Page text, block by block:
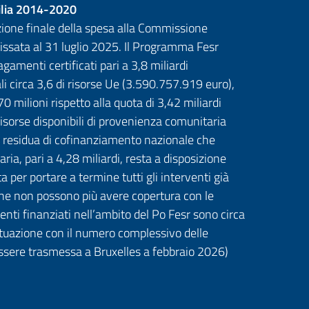
2014-2020
finale della spesa alla Commissione
al 31 luglio 2025. Il Programma Fesr
certificati pari a 3,8 miliardi
circa 3,6 di risorse Ue (3.590.757.919 euro),
milioni rispetto alla quota di 3,42 miliardi
disponibili di provenienza comunitaria
di cofinanziamento nazionale che
pari a 4,28 miliardi, resta a disposizione
per portare a termine tutti gli interventi già
non possono più avere copertura con le
finanziati nell’ambito del Po Fesr sono circa
con il numero complessivo delle
trasmessa a Bruxelles a febbraio 2026)